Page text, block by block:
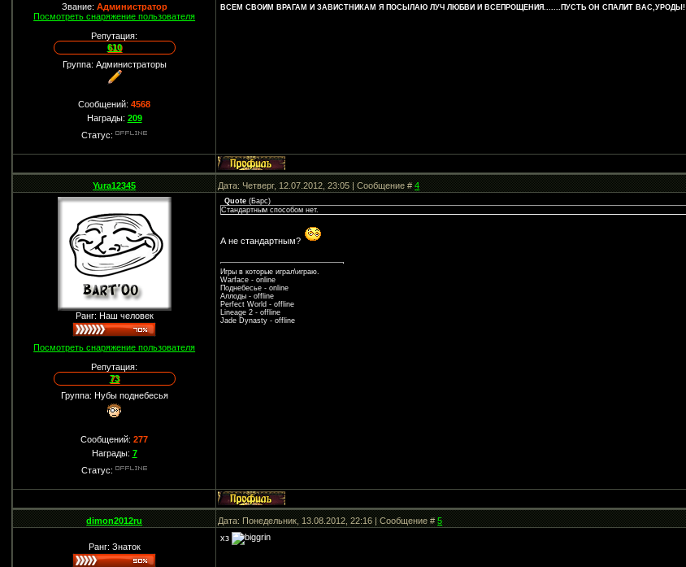
Звание: Администратор
Посмотреть снаряжение пользователя
Репутация:
610
Группа: Администраторы
Сообщений:4568
Награды: 209
Статус:
ВСЕМ СВОИМ ВРАГАМ И ЗАВИСТНИКАМ Я ПОСЫЛАЮ ЛУЧ ЛЮБВИ И ВСЕПРОЩЕНИЯ.......ПУСТЬ ОН СПАЛИТ ВАС,УРОДЫ!
Yura12345 Дата: Четверг, 12.07.2012, 23:05 | Сообщение #4
Ранг: Наш человек
Посмотреть снаряжение пользователя
Репутация:
73
Группа: Нубы поднебесья
Сообщений:277
Награды: 7
Статус:
Quote (Барс)
Стандартным способом нет.
А не стандартным?
Игры в которые играл\играю.
Warface - online
Поднебесье - online
Аллоды - offline
Perfect World - offline
Lineage 2 - offline
Jade Dynasty - offline
dimon2012ru Дата: Понедельник, 13.08.2012, 22:16 | Сообщение #5
Ранг: Знаток
хз